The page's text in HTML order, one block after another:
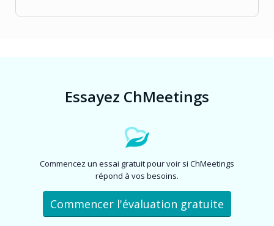
Essayez ChMeetings
Commencez un essai gratuit pour voir si ChMeetings
répond à vos besoins.
Commencer l'évaluation gratuite